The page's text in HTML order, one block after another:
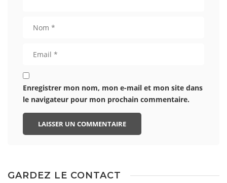
Enregistrer mon nom, mon e-mail et mon site dans
le navigateur pour mon prochain commentaire.
GARDEZ LE CONTACT